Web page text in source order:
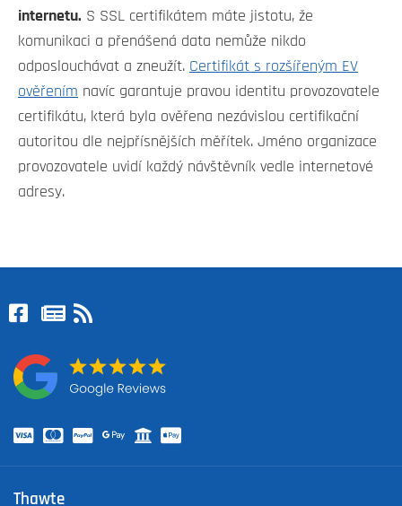
internetu. S SSL certifikátem máte jistotu, že
komunikaci a přenášená data nemůže nikdo
odposlouchávat a zneužít. Certifikát s rozšířeným EV
ověřením navíc garantuje pravou identitu provozovatele
certifikátu, která byla ověřena nezávislou certifikační
autoritou dle nejpřísnějších měřítek. Jméno organizace
provozovatele uvidí každý návštěvník vedle internetové
adresy.
Thawte